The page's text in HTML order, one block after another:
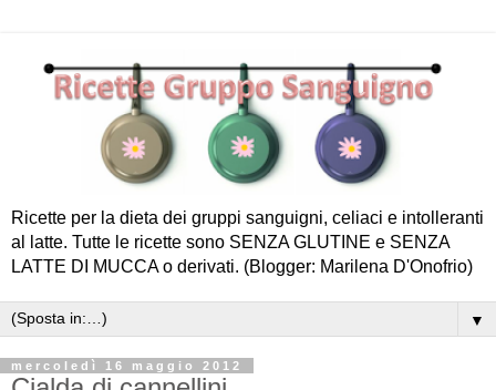
Ricette per la dieta dei gruppi sanguigni, celiaci e intolleranti
al latte. Tutte le ricette sono SENZA GLUTINE e SENZA
LATTE DI MUCCA o derivati. (Blogger: Marilena D'Onofrio)
▼
mercoledì 16 maggio 2012